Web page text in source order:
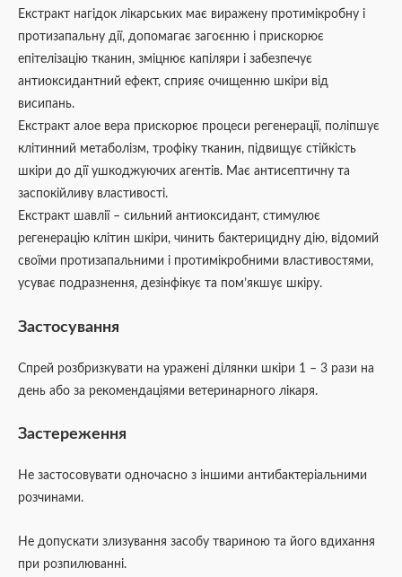
Екстракт нагідок лікарських має виражену протимікробну і
протизапальну дії, допомагає загоєнню і прискорює
епітелізацію тканин, зміцнює капіляри і забезпечує
антиоксидантний ефект, сприяє очищенню шкіри від
висипань.
Екстракт алое вера прискорює процеси регенерації, поліпшує
клітинний метаболізм, трофіку тканин, підвищує стійкість
шкіри до дії ушкоджуючих агентів. Має антисептичну та
заспокійливу властивості.
Екстракт шавлії – сильний антиоксидант, стимулює
регенерацію клітин шкіри, чинить бактерицидну дію, відомий
своїми протизапальними і протимікробними властивостями,
усуває подразнення, дезінфікує та пом’якшує шкіру.
Застосування
Спрей розбризкувати на уражені ділянки шкіри 1 – 3 рази на
день або за рекомендаціями ветеринарного лікаря.
Застереження
Не застосовувати одночасно з іншими антибактеріальними
розчинами.
Не допускати злизування засобу твариною та його вдихання
при розпилюванні.